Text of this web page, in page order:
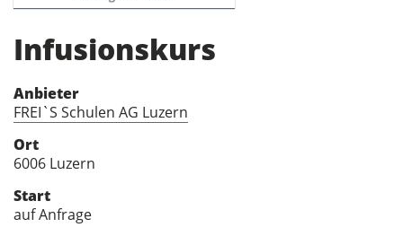
Infusionskurs
Anbieter
FREI`S Schulen AG Luzern
Ort
6006 Luzern
Start
auf Anfrage